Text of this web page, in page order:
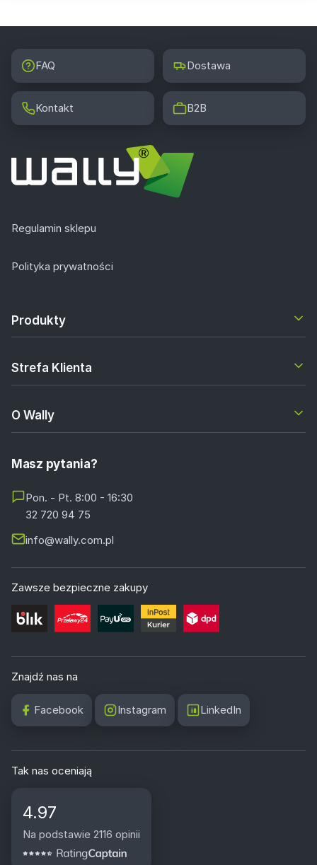
FAQ Dostawa
Kontakt B2B
Regulamin sklepu
Polityka prywatności
Produkty
Strefa Klienta
O Wally
Masz pytania?
Pon. - Pt. 8:00 - 16:30
32 720 94 75
info@wally.com.pl
Zawsze bezpieczne zakupy
Znajdź nas na
Facebook Instagram LinkedIn
Tak nas oceniają
4.97
Na podstawie 2116 opinii